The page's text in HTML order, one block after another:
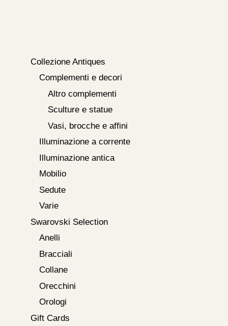
Collezione Antiques
Complementi e decori
Altro complementi
Sculture e statue
Vasi, brocche e affini
Illuminazione a corrente
Illuminazione antica
Mobilio
Sedute
Varie
Swarovski Selection
Anelli
Bracciali
Collane
Orecchini
Orologi
Gift Cards